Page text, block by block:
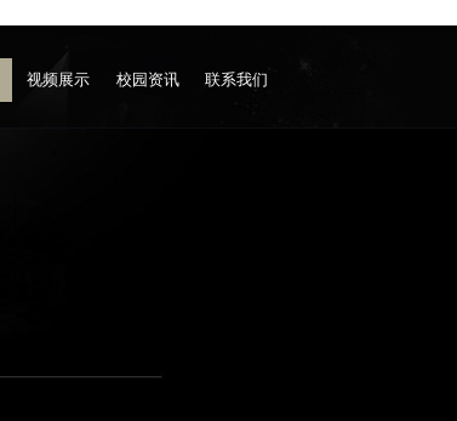
视频展示 校园资讯 联系我们